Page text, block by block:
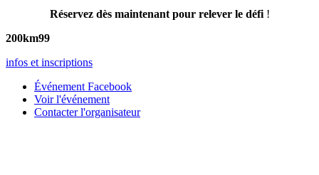
Réservez dès maintenant pour relever le défi!
200km99
infos et inscriptions
Événement Facebook
Voir l'événement
Contacter l'organisateur